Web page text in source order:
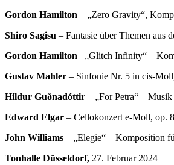
Gordon Hamilton – „Zero Gravity“,
Shiro Sagisu – Fantasie über Themen aus
Gordon Hamilton –„Glitch Infinity“ –
Gustav Mahler – Sinfonie Nr. 5 in cis-
Hildur Guðnadóttir – „For Petra“ –
Edward Elgar – Cellokonzert e-Moll, op.
John Williams – „Elegie“ – Komposition
Tonhalle Düsseldorf, 27. Februar 2024